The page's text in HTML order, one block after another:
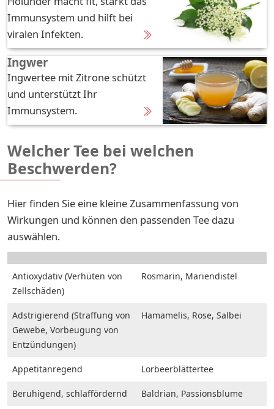
Immunsystem und hilft bei
viralen Infekten.
Ingwer
Ingwertee mit Zitrone schützt
und unterstützt Ihr
Immunsystem.
Welcher Tee bei welchen
Beschwerden?
Hier finden Sie eine kleine Zusammenfassung von
Wirkungen und können den passenden Tee dazu
auswählen.
Antioxydativ (Verhüten von
Zellschäden)
Rosmarin, Mariendistel
Adstrigierend (Straffung von
Gewebe, Vorbeugung von
Entzündungen)
Hamamelis, Rose, Salbei
Appetitanregend Lorbeerblättertee
Beruhigend, schlaffördernd Baldrian, Passionsblume